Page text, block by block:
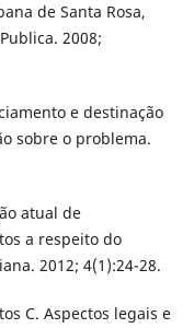
de Santa Rosa,
2008;
e destinação
sobre o problema.
atual de
a respeito do
2012; 4(1):24-28.
C. Aspectos legais e